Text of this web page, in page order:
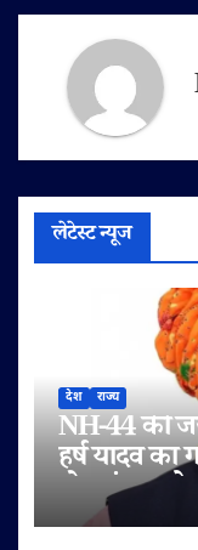
लेटेस्ट न्यूज
देश राज्य
NH-44 की
हर्ष यादव
टोल बंद करने